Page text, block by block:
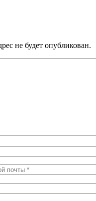
не будет опубликован.